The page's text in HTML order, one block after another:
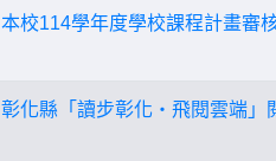
本校114學年度學校課程計畫審
彰化縣「讀步彰化‧飛閱雲端」